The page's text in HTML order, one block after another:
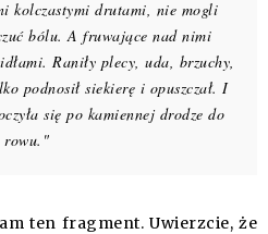
kolczastymi drutami, nie mogli
bólu. A fruwające nad nimi
Raniły plecy, uda, brzuchy,
podnosił siekierę i opuszczał. I
się po kamiennej drodze do
rowu."
ten fragment. Uwierzcie, że